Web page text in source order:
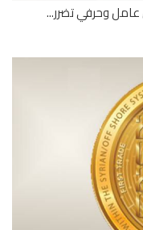
وحرفي تضرر...